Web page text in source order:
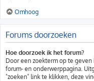
Omhoog
Forums doorzoeken
Hoe doorzoek ik het forum?
Door een zoekterm op te
forum- en onderwerppagina.
"zoeken" link te klikken, deze